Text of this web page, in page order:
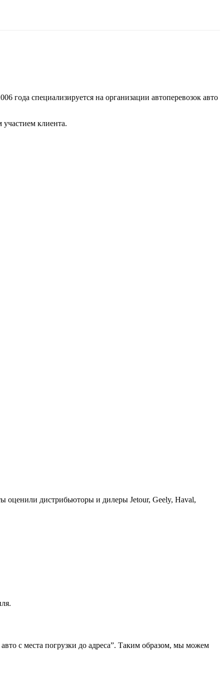
года специализируется на организации автоперевозок авто
клиента.
оценили дистрибьюторы и дилеры Jetour, Geely, Haval,
с места погрузки до адреса”. Таким образом, мы можем